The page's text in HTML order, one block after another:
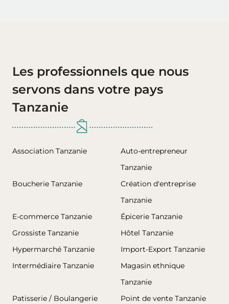
Les professionnels que nous
servons dans votre pays
Tanzanie
Association Tanzanie
Auto-entrepreneur
Tanzanie
Boucherie Tanzanie
Création d'entreprise
Tanzanie
E-commerce Tanzanie
Épicerie Tanzanie
Grossiste Tanzanie
Hôtel Tanzanie
Hypermarché Tanzanie
Import-Export Tanzanie
Intermédiaire Tanzanie
Magasin ethnique
Tanzanie
Patisserie / Boulangerie
Point de vente Tanzanie